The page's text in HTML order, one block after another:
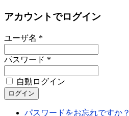
アカウントでログイン
ユーザ名 *
パスワード *
自動ログイン
パスワードをお忘れですか？